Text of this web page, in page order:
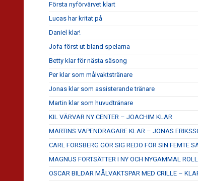
Första nyförvärvet klart
Lucas har kritat på
Daniel klar!
Jofa först ut bland spelarna
Betty klar för nästa säsong
Per klar som målvaktstränare
Jonas klar som assisterande tränare
Martin klar som huvudtränare
KIL VÄRVAR NY CENTER – JOACHIM KLAR
MARTINS VAPENDRAGARE KLAR – JONAS
CARL FORSBERG GÖR SIG REDO FÖR SIN FEMTE
MAGNUS FORTSÄTTER I NY OCH NYGAMMAL ROLL
OSCAR BILDAR MÅLVAKTSPAR MED CRILLE –